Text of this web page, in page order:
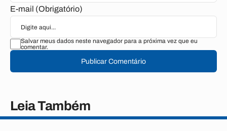
E-mail (Obrigatório)
Salvar meus dados neste navegador para a próxima vez que eu
comentar.
Publicar Comentário
Leia Também